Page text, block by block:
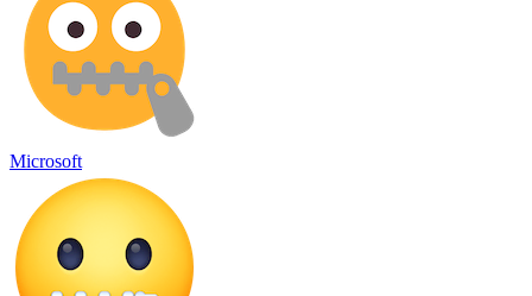
Microsoft